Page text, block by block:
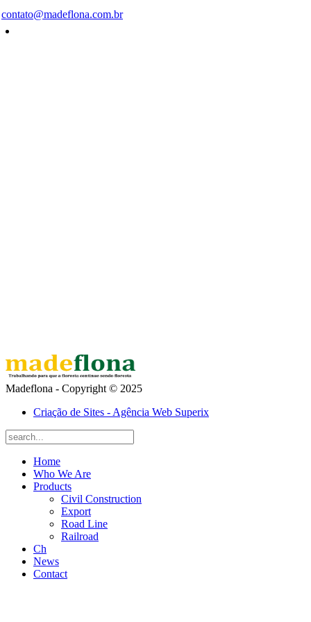
contato@madeflona.com.br
Madeflona - Copyright © 2025
Criação de Sites - Agência Web Superix
Home
Who We Are
Products
Civil Construction
Export
Road Line
Railroad
Ch
News
Contact